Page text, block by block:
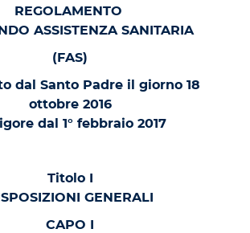
REGOLAMENTO
ASSISTENZA SANITARIA
(FAS)
dal Santo Padre il giorno 18
ottobre 2016
dal 1° febbraio 2017
Titolo I
GENERALI
CAPO I